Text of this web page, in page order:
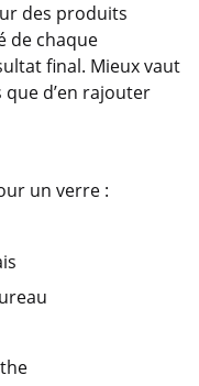
des produits
de chaque
final. Mieux vaut
d’en rajouter
un verre :